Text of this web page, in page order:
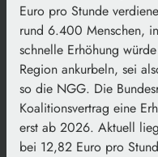
Euro pro Stunde
rund 6.400 Menschen,
schnelle Erhöhung
Region ankurbeln, sei
so die NGG. Die
Koalitionsvertrag eine
erst ab 2026. Aktuell
bei 12,82 Euro pro